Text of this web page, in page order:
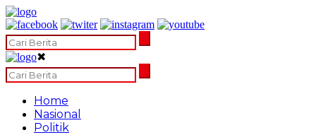
✖
Home
Nasional
Politik